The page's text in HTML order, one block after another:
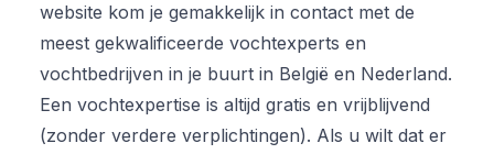
website kom je gemakkelijk in contact met de
meest gekwalificeerde vochtexperts en
vochtbedrijven in je buurt in België en Nederland.
Een vochtexpertise is altijd gratis en vrijblijvend
(zonder verdere verplichtingen). Als u wilt dat er